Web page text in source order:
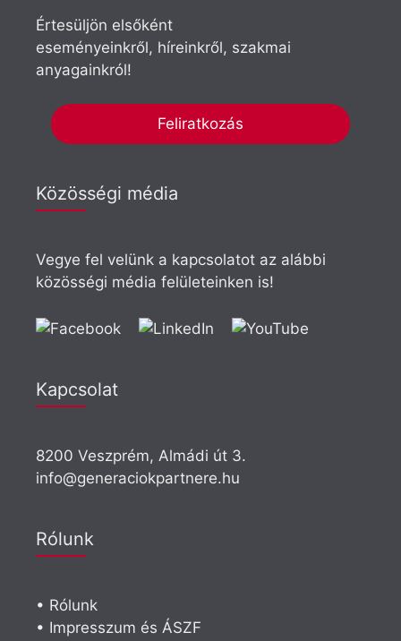
Értesüljön elsőként
eseményeinkről, híreinkről, szakmai
anyagainkról!
Feliratkozás
Közösségi média
Vegye fel velünk a kapcsolatot az alábbi
közösségi média felületeinken is!
Kapcsolat
8200 Veszprém, Almádi út 3.
info@generaciokpartnere.hu
Rólunk
• Rólunk
• Impresszum és ÁSZF